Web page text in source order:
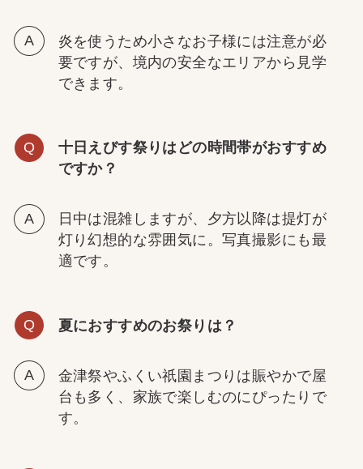
炎を使うため小さなお子様には注意が必
要ですが、境内の安全なエリアから見学
できます。
十日えびす祭りはどの時間帯がおすすめ
ですか？
日中は混雑しますが、夕方以降は提灯が
灯り幻想的な雰囲気に。写真撮影にも最
適です。
夏におすすめのお祭りは？
金津祭やふくい祇園まつりは賑やかで屋
台も多く、家族で楽しむのにぴったりで
す。